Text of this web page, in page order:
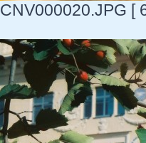
CNV000020.JPG [